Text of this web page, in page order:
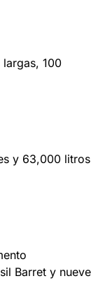
100
y 63,000 litros
Barret y nueve